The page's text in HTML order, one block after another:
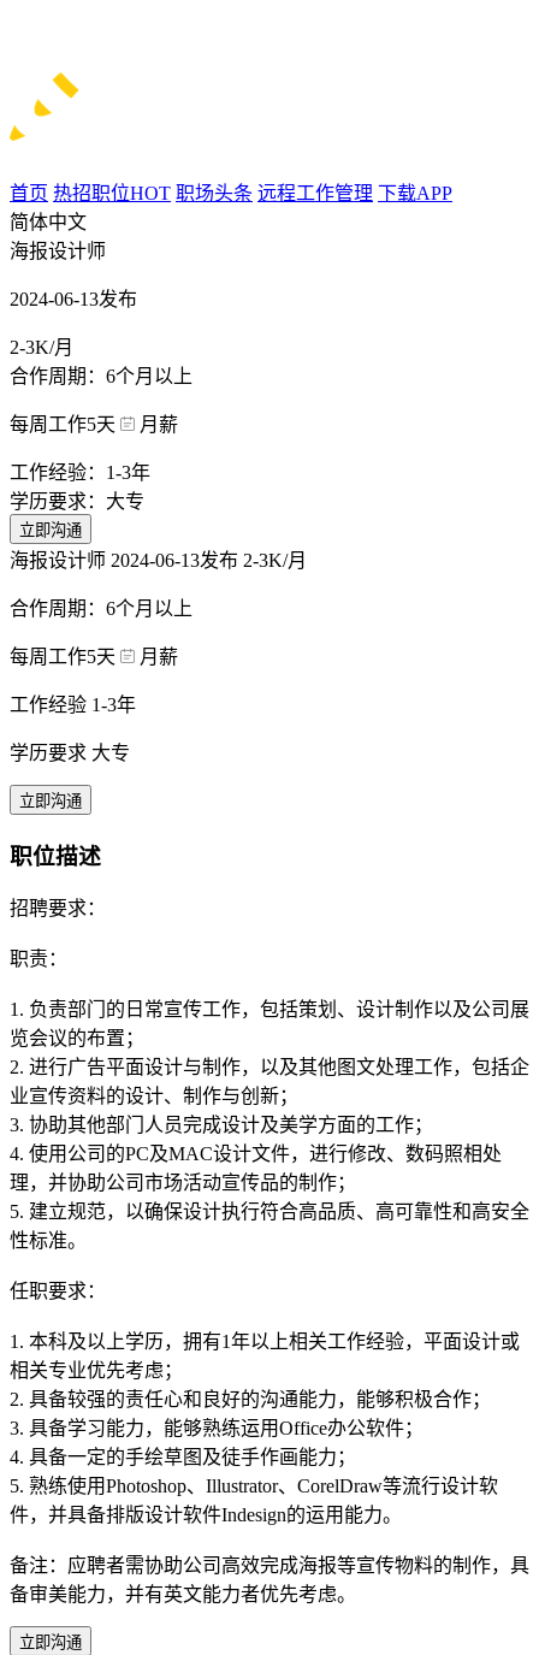
首页 热招职位HOT 职场头条 远程工作管理 下载APP
简体中文
海报设计师
2024-06-13发布
2-3K/月
合作周期：6个月以上
每周工作5天 月薪
工作经验：1-3年
学历要求：大专
立即沟通
海报设计师 2024-06-13发布 2-3K/月
合作周期：6个月以上
每周工作5天 月薪
工作经验 1-3年
学历要求 大专
立即沟通
职位描述
招聘要求：
职责：
1. 负责部门的日常宣传工作，包括策划、设计制作以及公司展
览会议的布置；
2. 进行广告平面设计与制作，以及其他图文处理工作，包括企
业宣传资料的设计、制作与创新；
3. 协助其他部门人员完成设计及美学方面的工作；
4. 使用公司的PC及MAC设计文件，进行修改、数码照相处
理，并协助公司市场活动宣传品的制作；
5. 建立规范，以确保设计执行符合高品质、高可靠性和高安全
性标准。
任职要求：
1. 本科及以上学历，拥有1年以上相关工作经验，平面设计或
相关专业优先考虑；
2. 具备较强的责任心和良好的沟通能力，能够积极合作；
3. 具备学习能力，能够熟练运用Office办公软件；
4. 具备一定的手绘草图及徒手作画能力；
5. 熟练使用Photoshop、Illustrator、CorelDraw等流行设计软
件，并具备排版设计软件Indesign的运用能力。
备注：应聘者需协助公司高效完成海报等宣传物料的制作，具
备审美能力，并有英文能力者优先考虑。
立即沟通